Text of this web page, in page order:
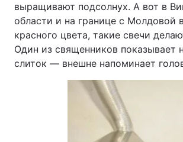
выращивают подсолнух. А вот в
области и на границе с Молдовой
красного цвета, такие свечи
Один из священников показывает
слиток — внешне напоминает